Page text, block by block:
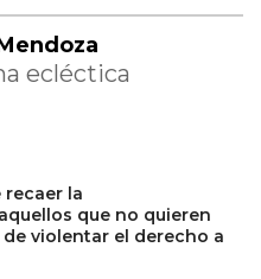
ecléctica
recaer la
que no quieren
violentar el derecho a